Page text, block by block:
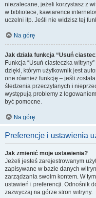
niezalecane, jeżeli korzystasz z
w bibliotece, kawiarence
uczelni itp. Jeśli nie widzisz tej
Na górę
Jak działa funkcja “Usuń
Funkcja “Usuń ciasteczka
dzięki, którym użytkownik jest
one również funkcję – jeśli
śledzenia przeczytanych i
występują problemy z
być pomocne.
Na górę
Preferencje i ustawienia
Jak zmienić moje ustawienia?
Jeżeli jesteś zarejestrowanym
zapisywane w bazie danych
zarządzania swoim kontem. W
ustawień i preferencji. Odnośnik
zazwyczaj na górze stron witryny.